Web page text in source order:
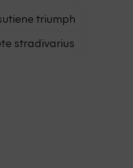
triumph
stradivarius